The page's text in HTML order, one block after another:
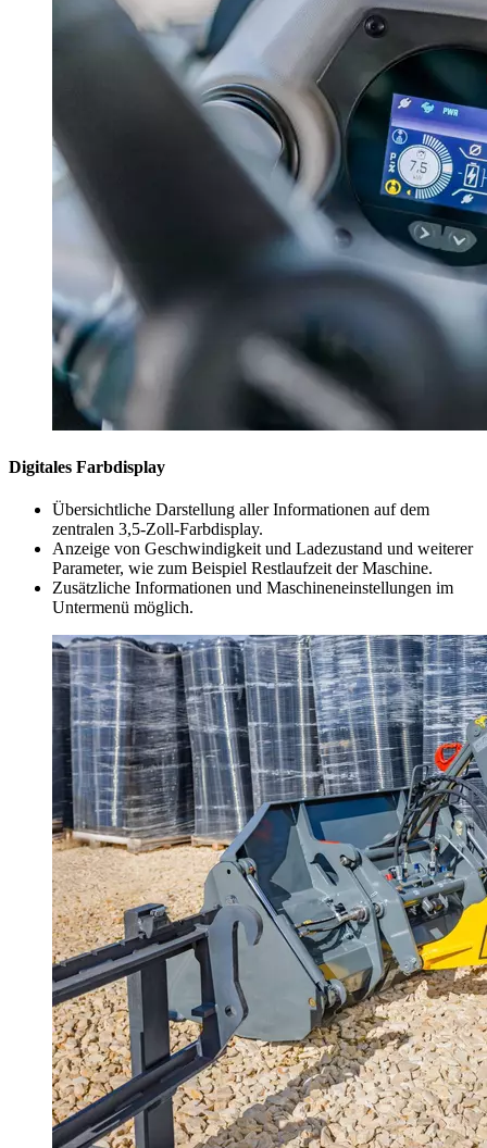
Digitales Farbdisplay
Übersichtliche Darstellung aller Informationen auf dem
zentralen 3,5-Zoll-Farbdisplay.
Anzeige von Geschwindigkeit und Ladezustand und weiterer
Parameter, wie zum Beispiel Restlaufzeit der Maschine.
Zusätzliche Informationen und Maschineneinstellungen im
Untermenü möglich.